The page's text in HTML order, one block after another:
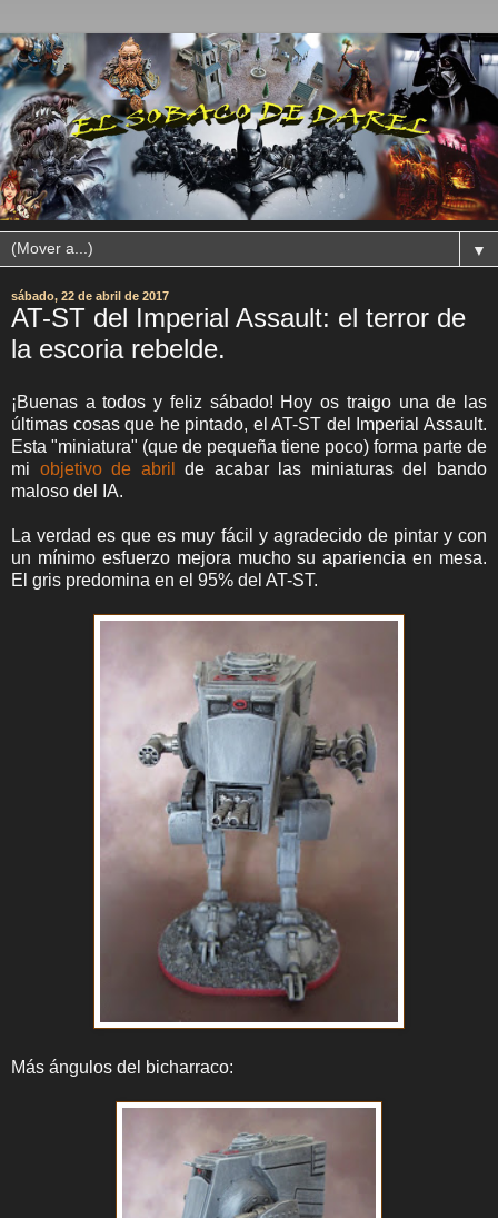
▼
sábado, 22 de abril de 2017
AT-ST del Imperial Assault: el terror de
la escoria rebelde.
¡Buenas a todos y feliz sábado! Hoy os traigo una de las
últimas cosas que he pintado, el AT-ST del Imperial Assault.
Esta "miniatura" (que de pequeña tiene poco) forma parte de
mi objetivo de abril
de acabar las miniaturas del bando
maloso del IA.
La verdad es que es muy fácil y agradecido de pintar y con
un mínimo esfuerzo mejora mucho su apariencia en mesa.
El gris predomina en el 95% del AT-ST.
Más ángulos del bicharraco: